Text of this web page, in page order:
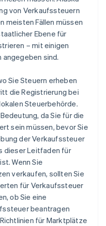
von Verkaufssteuern
meisten Fällen müssen
Ebene für
– mit einigen
angegeben sind.
Sie Steuern erheben
die Registrierung bei
Steuerbehörde.
da Sie für die
sein müssen, bevor Sie
der Verkaufssteuer
dieser Leitfaden für
Wenn Sie
verkaufen, sollten Sie
für Verkaufssteuer
ob Sie eine
beantragen
für Marktplätze